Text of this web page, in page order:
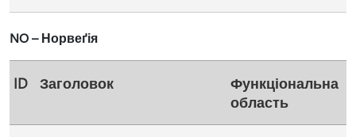
NO – Норвеґія
ID Заголовок
Функціональна
область